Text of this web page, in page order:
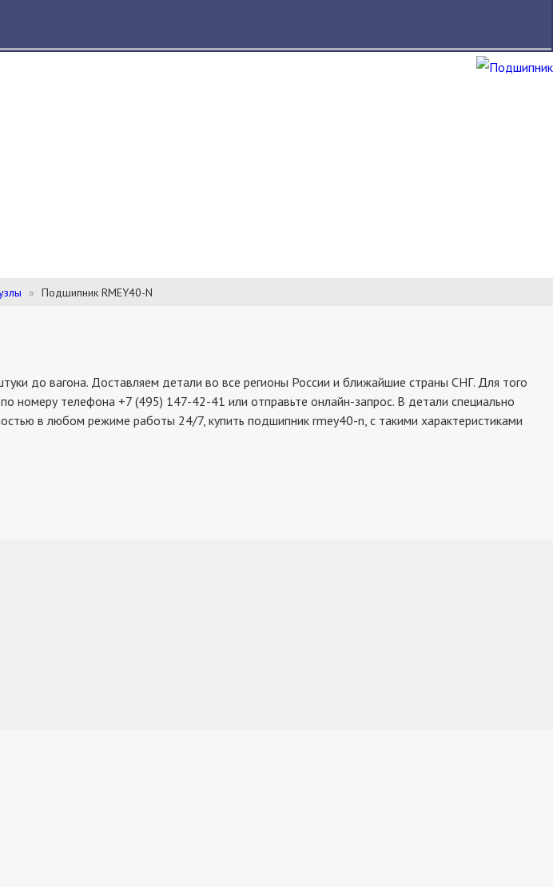
Подшипник RMEY40-N
до вагона. Доставляем детали во все регионы России и ближайшие страны СНГ. Для того
номеру телефона +7 (495) 147-42-41 или отправьте онлайн-запрос. В детали специально
в любом режиме работы 24/7, купить подшипник rmey40-n, с такими характеристиками